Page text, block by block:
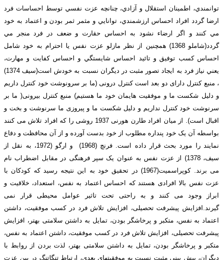
توانمندي، اطمينان استقلال و آزادي، چنانچه عزت نفسي توسط احساسات فرد
ارضا گردد افراد احساس ارزشمندي، توانايي و مثمر ثمر بودن و اعتماد به خود
مي كنند و اگر ارضاء نشود به احساس حقارت و ضعف در فرد منجر مي
گردد(شاملو 1368) همچنين از نظر مازلو عزت نفس يا احترام به خود شامل
احساس كسب توفيق و تائيد احساس شايستگي و احساس كفايت و مهارت،
يعني نياز فرد به ايجاد تصور مثبت در ديگران نسبت به خودش است(سيف 1374)
، منبع کنترل دارای دو بعد است کنترل درونی (ما بر سرونوشت خود کنترل داریم
و دلیل شکست ما و موفقیت هایمان خود ما هستیم) منبع کنترل بیرونی( ما بر
سرنوشت خود کنترل نداریم و دلیل شکست ما و پیروزی ما سرنوشت و بخت و
اقبال است). از میان افراد طارن هورنی 1937 روشی را که افراد تلاش می کنند
بواسطه آن یک خود پنداره مطلوب از خود بدست آورده و از آن محافظت و دفاع
نمایند را مورد بحث قرار داده است. فرنچ (1968) و ارگو (1972، به نقل از
سیف، 1378) از عزت نفس به عنوان یک سپر فرهنگی در مقابل اضطراب نام
می برند. کوپراسمیت(1967) در تحقیق خود به این نتیجه رسید که کودکان با
عزت نفس بالا افرادی هستند که احساس اعتماد به نفس، استعداد، خلاقیت و
ابراز وجود می کنند و به راحتی تحت تاثیر عوامل محیطی قرار نمی
گیرند.افزایش پیشرفت تحصیلی، افزایش تلاش فرد در کسب موفقیت، داشتن
اعتماد به نفس، متکبر و پرخاشگر بودن، تمایل به داشتن سلامتی بهتر، افزایش
پیشرفت تحصیلی، افزایش تلاش فرد در کسب موفقیت، داشتن اعتماد به نفس،
متکبر و پرخاشگر بودن، تمایل به داشتن سلامتی بهتر، لذت بردن از روابط با
دیگران، پیش بینی مثبت نسبت به موفقیتهای بعدی، ارتباط تنگاتنگ در بین عزت